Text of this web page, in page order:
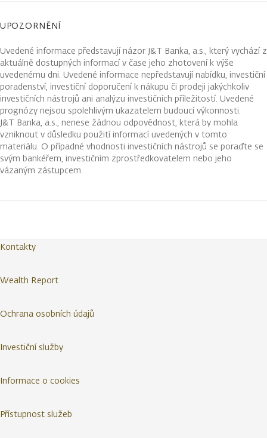
UPOZORNĚNÍ
Uvedené informace představují názor J&T Banka, a.s., který vychází z
aktuálně dostupných informací v čase jeho zhotovení k výše
uvedenému dni. Uvedené informace nepředstavují nabídku, investiční
poradenství, investiční doporučení k nákupu či prodeji jakýchkoliv
investičních nástrojů ani analýzu investičních příležitostí. Uvedené
prognózy nejsou spolehlivým ukazatelem budoucí výkonnosti.
J&T Banka, a.s., nenese žádnou odpovědnost, která by mohla
vzniknout v důsledku použití informací uvedených v tomto
materiálu. O případné vhodnosti investičních nástrojů se poraďte se
svým bankéřem, investičním zprostředkovatelem nebo jeho
vázaným zástupcem.
Kontakty
Wealth Report
Ochrana osobních údajů
Investiční služby
Informace o cookies
Přístupnost služeb